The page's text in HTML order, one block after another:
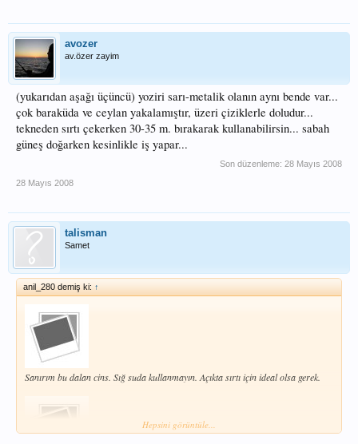
avozer
av.özer zayim
(yukarıdan aşağı üçüncü) yoziri sarı-metalik olanın aynı bende var...
çok baraküda ve ceylan yakalamıştır, üzeri çiziklerle doludur...
tekneden sırtı çekerken 30-35 m. bırakarak kullanabilirsin... sabah
güneş doğarken kesinlikle iş yapar...
Son düzenleme: 28 Mayıs 2008
28 Mayıs 2008
talisman
Samet
anil_280 demiş ki: ↑
Sanırım bu dalan cins. Sığ suda kullanmayın. Açıkta sırtı için ideal olsa gerek.
Hepsini görüntüle...